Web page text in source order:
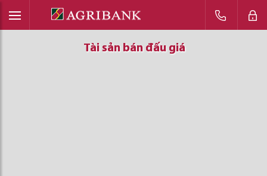
Tài sản bán đấu giá
Tài sản bán đấu giá
Tài sản bán đấu giá